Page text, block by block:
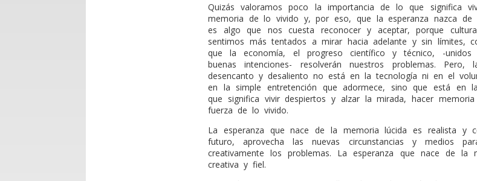
Quizás valoramos poco la importancia de lo que significa
memoria de lo vivido y, por eso, que la esperanza nazca de
es algo que nos cuesta reconocer y aceptar, porque
sentimos más tentados a mirar hacia adelante y sin límites,
que la economía, el progreso científico y técnico, -unidos
buenas intenciones- resolverán nuestros problemas. Pero,
desencanto y desaliento no está en la tecnología ni en el
en la simple entretención que adormece, sino que está en
que significa vivir despiertos y alzar la mirada, hacer
fuerza de lo vivido.
La esperanza que nace de la memoria lúcida es realista y
futuro, aprovecha las nuevas circunstancias y medios
creativamente los problemas. La esperanza que nace de la
creativa y fiel.